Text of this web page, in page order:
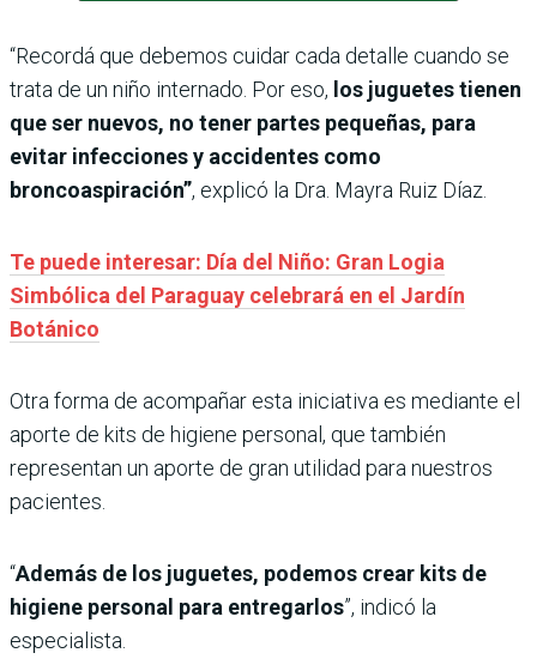
“Recordá que debemos cuidar cada detalle cuando se
trata de un niño internado. Por eso, los juguetes tienen
que ser nuevos, no tener partes pequeñas, para
evitar infecciones y accidentes como
broncoaspiración”, explicó la Dra. Mayra Ruiz Díaz.
Te puede interesar: Día del Niño: Gran Logia
Simbólica del Paraguay celebrará en el Jardín
Botánico
Otra forma de acompañar esta iniciativa es mediante el
aporte de kits de higiene personal, que también
representan un aporte de gran utilidad para nuestros
pacientes.
“Además de los juguetes, podemos crear kits de
higiene personal para entregarlos”, indicó la
especialista.